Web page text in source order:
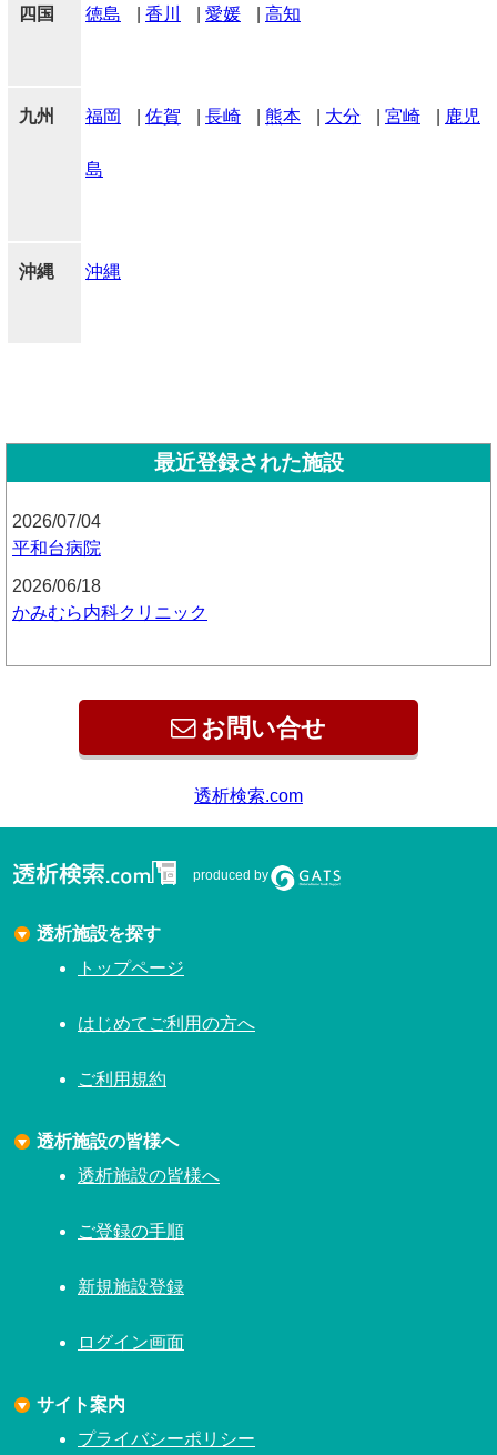
四国 徳島 香川 愛媛 高知
九州 福岡 佐賀 長崎 熊本 大分 宮崎 鹿児
島
沖縄 沖縄
最近登録された施設
2026/07/04
平和台病院
2026/06/18
かみむら内科クリニック
お問い合せ
produced by
透析施設を探す
トップページ
はじめてご利用の方へ
ご利用規約
透析施設の皆様へ
透析施設の皆様へ
ご登録の手順
新規施設登録
ログイン画面
サイト案内
プライバシーポリシー